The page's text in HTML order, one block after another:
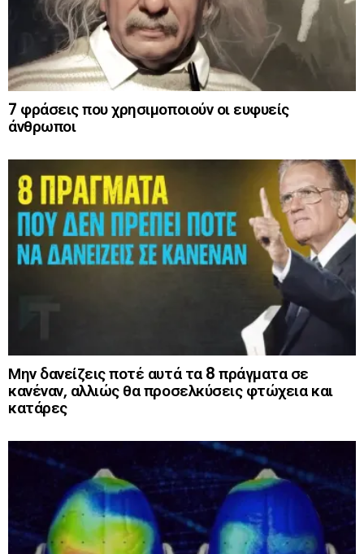
7 φράσεις που χρησιμοποιούν οι ευφυείς
άνθρωποι
Μην δανείζεις ποτέ αυτά τα 8 πράγματα σε
κανέναν, αλλιώς θα προσελκύσεις φτώχεια και
κατάρες